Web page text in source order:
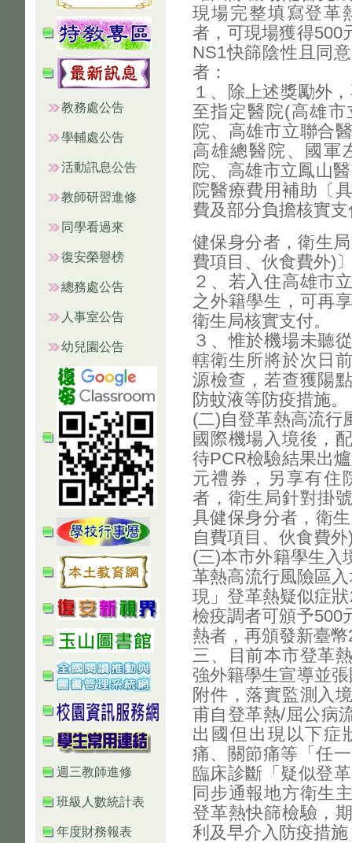
教務處公告
學輔處公告
活動訊息公告
教師研習進修
同學看過來
復安榮譽榜
總務處公告
人事室公告
幼兒園公告
週三教師進修
班級人數統計表
年度財務報表
現場完整填寫登革
者，可現場獲得500
NS1快篩陰性且同
者：
１、除上述獎勵外
至指定醫院(高雄
院、高雄市立聯合
高雄總醫院、國軍
院、高雄市立鳳山
院醫療費用補助〔
費及部分負擔核實
健保身分者，衛生
費項目、伙食費外)
２、若入住高雄市
之外籍學生，可再
衛生局核實支付。
３、惟於機場未聽
轄衛生所將於次日
源檢查，若查獲陽
防蚊液等防疫措施。
(二)自登革熱高流行
國際機場入境後，
待PCR檢驗結果出
元禮券，另享有住
者，衛生局針對掛
具健保身分者，衛
自費項目、伙食費
(三)本市外籍學生入
革熱高流行風險區
現」登革熱疑似症
檢疫調者可頒予500
熱者，再頒發新臺
三、目前本市登革
強外籍學生宣導並
附件，落實監測入
甫自登革熱/屈公病
出國但出現以下症
痛、關節痛等「任
臨床診斷「疑似登
同步通報地方衛生
登革熱快篩檢驗，
利及早介入防疫措施